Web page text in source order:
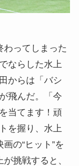
わってしまった
ならした水上
からは「バシ
飛んだ。「今
当てます！頑
を握り、水上
の“ヒット”を
挑戦すると、